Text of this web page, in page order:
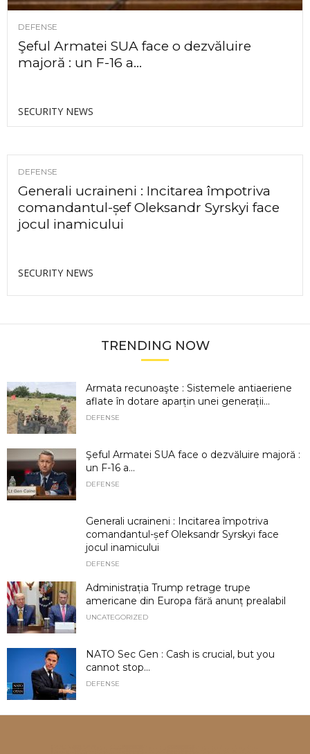
DEFENSE
Şeful Armatei SUA face o dezvăluire
majoră : un F-16 a...
SECURITY NEWS
DEFENSE
Generali ucraineni : Incitarea împotriva
comandantul-șef Oleksandr Syrskyi face
jocul inamicului
SECURITY NEWS
TRENDING NOW
Armata recunoaşte : Sistemele antiaeriene
aflate în dotare aparțin unei generații...
DEFENSE
Şeful Armatei SUA face o dezvăluire majoră :
un F-16 a...
DEFENSE
Generali ucraineni : Incitarea împotriva
comandantul-șef Oleksandr Syrskyi face
jocul inamicului
DEFENSE
Administrația Trump retrage trupe
americane din Europa fără anunț prealabil
UNCATEGORIZED
NATO Sec Gen : Cash is crucial, but you
cannot stop...
DEFENSE